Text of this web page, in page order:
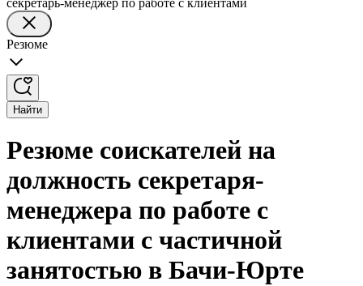
секретарь-менеджер по работе с клиентами
Резюме
Найти
Резюме соискателей на
должность секретаря-
менеджера по работе с
клиентами с частичной
занятостью в Бачи-Юрте